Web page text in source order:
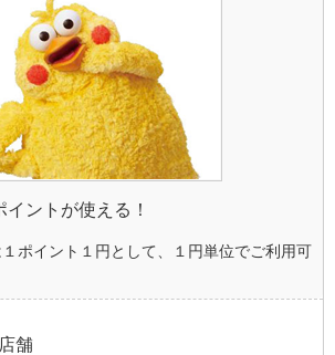
ントが使える！
ポイント１円として、１円単位でご利用可
舗